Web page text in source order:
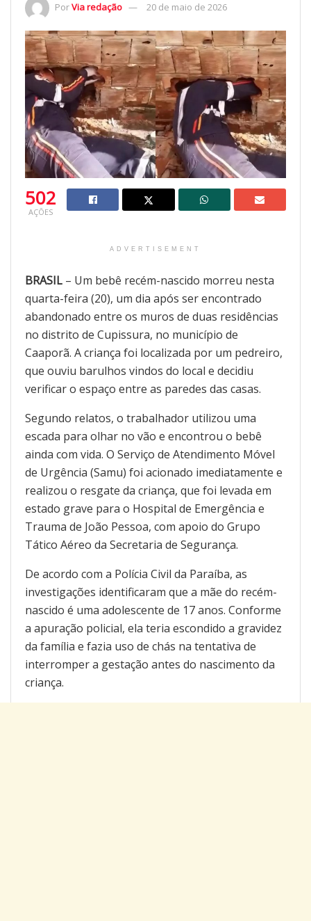
PorVia redação 20 de maio de 2026
502
AÇÕES
ADVERTISEMENT
BRASIL – Um bebê recém-nascido morreu nesta
quarta-feira (20), um dia após ser encontrado
abandonado entre os muros de duas residências
no distrito de Cupissura, no município de
Caaporã. A criança foi localizada por um pedreiro,
que ouviu barulhos vindos do local e decidiu
verificar o espaço entre as paredes das casas.
Segundo relatos, o trabalhador utilizou uma
escada para olhar no vão e encontrou o bebê
ainda com vida. O Serviço de Atendimento Móvel
de Urgência (Samu) foi acionado imediatamente e
realizou o resgate da criança, que foi levada em
estado grave para o Hospital de Emergência e
Trauma de João Pessoa, com apoio do Grupo
Tático Aéreo da Secretaria de Segurança.
De acordo com a Polícia Civil da Paraíba, as
investigações identificaram que a mãe do recém-
nascido é uma adolescente de 17 anos. Conforme
a apuração policial, ela teria escondido a gravidez
da família e fazia uso de chás na tentativa de
interromper a gestação antes do nascimento da
criança.